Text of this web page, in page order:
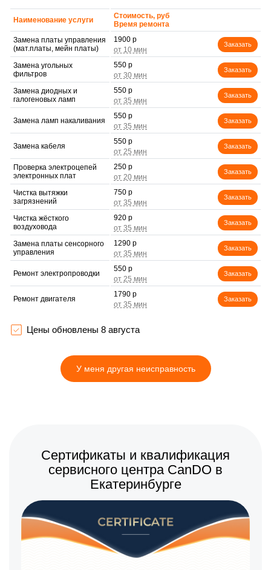
Наименование услуги
Стоимость, руб
Время ремонта
Замена платы управления
(мат.платы, мейн платы)
1900 р
Заказать
Замена угольных
фильтров
550 р
Заказать
Замена диодных и
галогеновых ламп
550 р
Заказать
Замена ламп накаливания
550 р
Заказать
Замена кабеля
550 р
Заказать
Проверка электроцепей
электронных плат
250 р
Заказать
Чистка вытяжки
загрязнений
750 р
Заказать
Чистка жёсткого
воздуховода
920 р
Заказать
Замена платы сенсорного
управления
1290 р
Заказать
Ремонт электропроводки
550 р
Заказать
Ремонт двигателя
1790 р
Заказать
(замена резинок,
креплений, кнопок)
(восстановление)
Замена двигателя
Цены обновлены 8 августа
У меня другая неисправность
Сертификаты и квалификация
сервисного центра CanDO в
Екатеринбурге